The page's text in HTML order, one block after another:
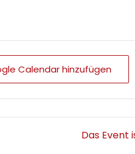
Calendar hinzufügen
Das Event